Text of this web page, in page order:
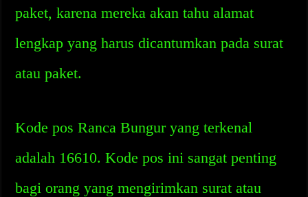
paket, karena mereka akan tahu alamat
lengkap yang harus dicantumkan pada surat
atau paket.
Kode pos Ranca Bungur yang terkenal
adalah 16610. Kode pos ini sangat penting
bagi orang yang mengirimkan surat atau